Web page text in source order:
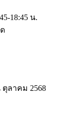
18:45 น.
ลาคม 2568